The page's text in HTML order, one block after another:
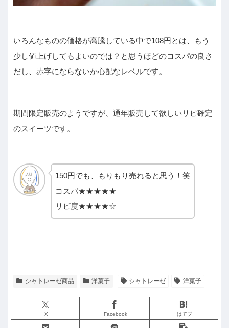
いろんなものの価格が高騰している中で108円とは、もう
少し値上げしてもよいのでは？と思うほどのコスパの良さ
だし、赤字にならないか心配なレベルです。
期間限定販売のようですが、通年販売して欲しいリピ確定
のスイーツです。
150円でも、もりもり売れると思う！笑
コスパ★★★★★
リピ度★★★★☆
シャトレーゼ商品 洋菓子 シャトレーゼ 洋菓子
X Facebook はてブ